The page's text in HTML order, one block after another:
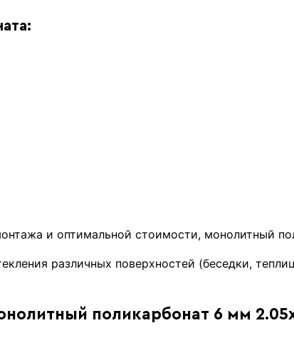
и оптимальной стоимости, монолитный
различных поверхностей (беседки,
поликарбонат 6 мм